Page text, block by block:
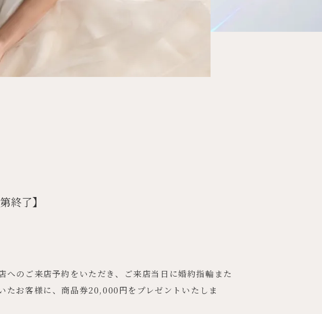
終了】
へのご来店予約をいただき、ご来店当日に婚約指輪また
たお客様に、商品券20,000円をプレゼントいたしま